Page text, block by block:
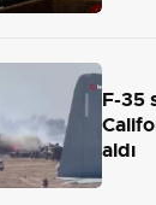
F-35
aldı